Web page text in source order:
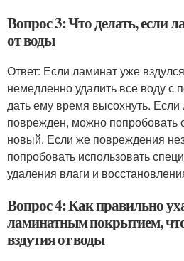
Вопрос 3: Что делать, если
от воды
Ответ: Если ламинат уже
немедленно удалить все воду с
дать ему время высохнуть.
поврежден, можно попробовать
новый. Если же повреждения
попробовать использовать
удаления влаги и
Вопрос 4: Как правильно
ламинатным покрытием,
вздутия от воды